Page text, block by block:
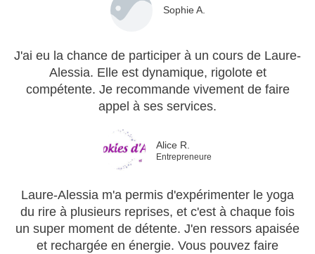
Sophie A.
J'ai eu la chance de participer à un cours de Laure-
Alessia. Elle est dynamique, rigolote et
compétente. Je recommande vivement de faire
appel à ses services.
Alice R.
Entrepreneure
Laure-Alessia m'a permis d'expérimenter le yoga
du rire à plusieurs reprises, et c'est à chaque fois
un super moment de détente. J'en ressors apaisée
et rechargée en énergie. Vous pouvez faire